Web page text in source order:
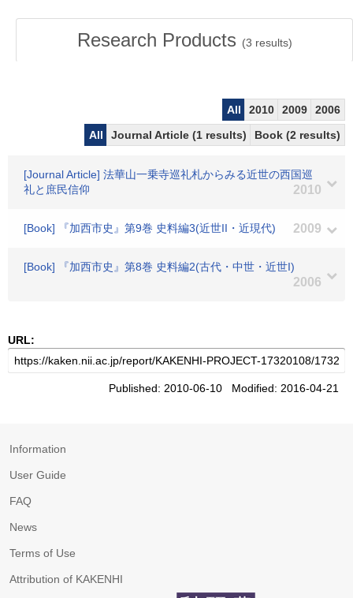
Research Products (3 results)
All 2010 2009
2006
All
Journal Article (1 results) Book (2 results)
[Journal Article] 法華山一乗寺巡礼札からみる近世の西国巡
礼と庶民信仰
2010
[Book] 『加西市史』第9巻 史料編3(近世II・近現代) 2009
[Book] 『加西市史』第8巻 史料編2(古代・中世・近世I)
2006
URL:
Published: 2010-06-10 Modified: 2016-04-21
Information
User Guide
FAQ
News
Terms of Use
Attribution of KAKENHI